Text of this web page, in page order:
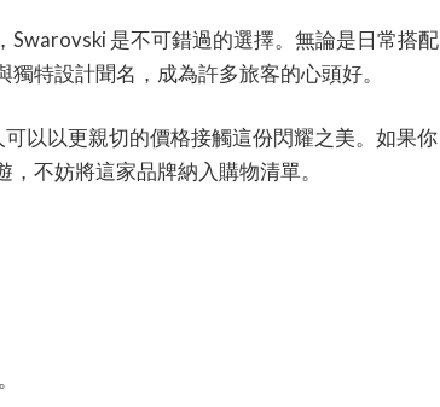
是不可錯過的選擇。無論是日常搭配
特設計聞名，成為許多旅客的心頭好。
以以更親切的價格接觸這份閃耀之美。如果你
不妨將這家品牌納入購物清單。